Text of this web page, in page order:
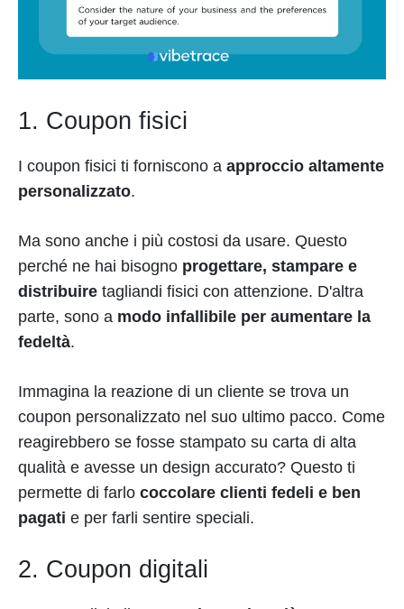
1. Coupon fisici
I coupon fisici ti forniscono a approccio altamente
personalizzato.
Ma sono anche i più costosi da usare. Questo
perché ne hai bisogno progettare, stampare e
distribuire tagliandi fisici con attenzione. D'altra
parte, sono a modo infallibile per aumentare la
fedeltà.
Immagina la reazione di un cliente se trova un
coupon personalizzato nel suo ultimo pacco. Come
reagirebbero se fosse stampato su carta di alta
qualità e avesse un design accurato? Questo ti
permette di farlo coccolare clienti fedeli e ben
pagati e per farli sentire speciali.
2. Coupon digitali